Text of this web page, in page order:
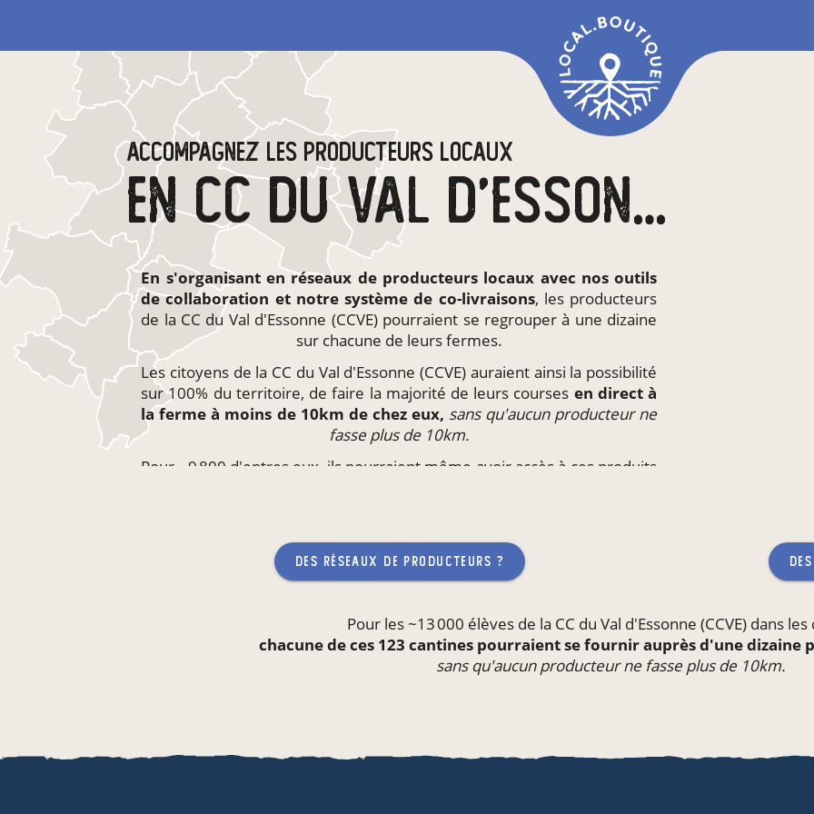
ACCOMPAGNEZ LES PRODUCTEURS LOCAUX
EN CC DU VAL D'ESSONNE (CCVE)
En s'organisant enréseaux de producteurs locaux avec nos outils
de collaboration et notre système de co-livraisons, les producteurs
de la CC du Val d'Essonne (CCVE) pourraient se regrouper à une dizaine
sur chacune de leurs fermes.
Les citoyens de la CC du Val d'Essonne (CCVE) auraient ainsi la possibilité
sur 100% du territoire, de faire la majorité de leurs courses en direct à
la ferme à moins de 10km de chez eux, sans qu'aucun producteur ne
fasse plus de 10km.
Pour ~9 800 d'entres eux, ils pourraient même avoir accès à ces produits
des réseaux de producteurs ?
Pour les ~13 000 élèves de la CC du Val d'Essonne (CCVE) dans les
chacune de ces 123 cantines pourraient se fournir auprès d'une dizaine
sans qu'aucun producteur ne fasse plus de 10km.